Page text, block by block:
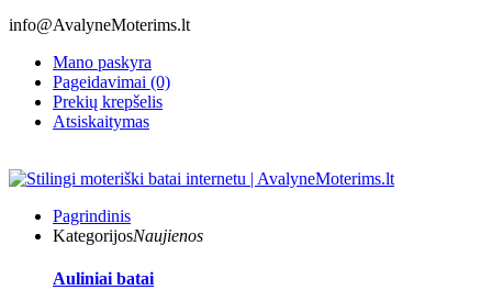
info@AvalyneMoterims.lt
Mano paskyra
Pageidavimai (0)
Prekių krepšelis
Atsiskaitymas
Pagrindinis
KategorijosNaujienos
Auliniai batai